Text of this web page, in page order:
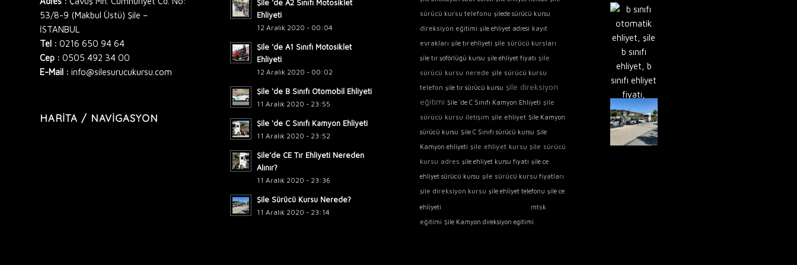
53/8-9 (Makbul Üstü) Şile –
İSTANBUL
Tel : 0216 650 94 64
Cep : 0505 492 34 00
E-Mail : info@silesurucukursu.com
HARITA / NAVIGASYON
Şile ‘de A2 Sınıfı Motosiklet
Ehliyeti
12 Aralık 2020 - 00:04
Şile ‘de A1 Sınıfı Motosiklet
Ehliyeti
12 Aralık 2020 - 00:02
Şile ‘de B Sınıfı Otomobil Ehliyeti
11 Aralık 2020 - 23:55
Şile ‘de C Sınıfı Kamyon Ehliyeti
11 Aralık 2020 - 23:52
Şile’de CE Tır Ehliyeti Nereden
Alınır?
11 Aralık 2020 - 23:36
Şile Sürücü Kursu Nerede?
11 Aralık 2020 - 23:14
sürücü kursu telefonu şilede sürücü kursu
direksiyon eğitimi şile ehliyet adresi kayıt
evrakları şile tır ehliyeti şile sürücü kursları
şile tır şoförlüğü kursu şile ehliyet fiyatı şile
sürücü kursu nerede şile sürücü kursu
telefon şile tır sürücü kursu şile direksiyon
eğitimi Şile 'de C Sınıfı Kamyon Ehliyeti şile
sürücü kursu iletişim şile ehliyet Şile Kamyon
sürücü kursu Şile C Sınıfı sürücü kursu Şile
Kamyon ehliyeti şile ehliyet kursu şile sürücü
kursu adres şile ehliyet kursu fiyatı şile ce
ehliyet sürücü kursu şile sürücü kursu fiyatları
şile direksiyon kursu şile ehliyet telefonu şile ce
ehliyeti
mtsk
eğitimi Şile Kamyon direksiyon eğitimi